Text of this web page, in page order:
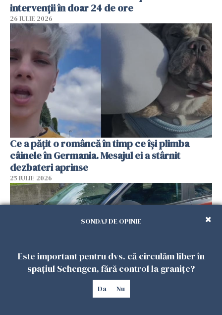
intervenții în doar 24 de ore
26 IULIE 2026
Ce a pățit o româncă în timp ce își plimba
câinele în Germania. Mesajul ei a stârnit
dezbateri aprinse
25 IULIE 2026
SONDAJ DE OPINIE
Este important pentru dvs. că circulăm liber în
spațiul Schengen, fără control la granițe?
Da Nu